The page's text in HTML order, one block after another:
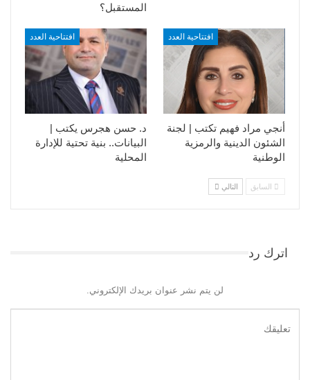
المستقبل؟
افتتاحية العدد
د. حسن هجرس يكتب |
البيانات.. بنية تحتية للإدارة
المحلية
افتتاحية العدد
أنجي مراد فهيم تكتب | لجنة
الشئون الدينية والرمزية
الوطنية
السابق التالي
اترك رد
لن يتم نشر عنوان بريدك الإلكتروني.